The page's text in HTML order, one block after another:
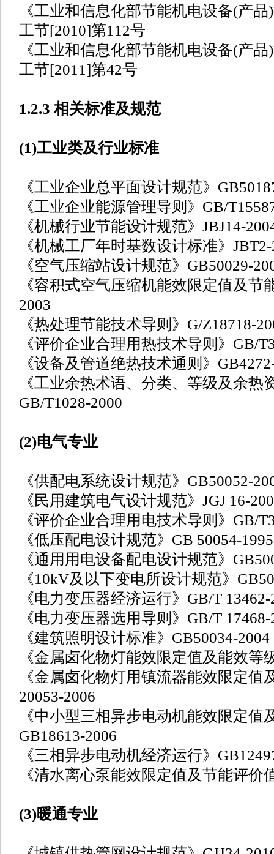
《工业和信息化部节能机电设备(产
工节[2010]第112号
《工业和信息化部节能机电设备(产
工节[2011]第42号
1.2.3 相关标准及规范
(1)工业类及行业标准
《工业企业总平面设计规范》
《工业企业能源管理导则》GB/
《机械行业节能设计规范》JBJ14-
《机械工厂年时基数设计标准》
《空气压缩站设计规范》GB50029-
《容积式空气压缩机能效限定值及节
2003
《热处理节能技术导则》G/Z18718-
《评价企业合理用热技术导则》GB/
《设备及管道绝热技术通则》
《工业余热术语、分类、等级及余热
GB/T1028-2000
(2)电气专业
《供配电系统设计规范》GB50052-
《民用建筑电气设计规范》JGJ 16-
《评价企业合理用电技术导则》GB/
《低压配电设计规范》GB 50054-1995
《通用用电设备配电设计规范》
《10kV及以下变电所设计规范》
《电力变压器经济运行》GB/T 13462-
《电力变压器选用导则》GB/T 17468-
《建筑照明设计标准》GB50034-2004
《金属卤化物灯能效限定值及能效等
《金属卤化物灯用镇流器能效限定值
20053-2006
《中小型三相异步电动机能效限定值
GB18613-2006
《三相异步电动机经济运行》
《清水离心泵能效限定值及节能评价
(3)暖通专业